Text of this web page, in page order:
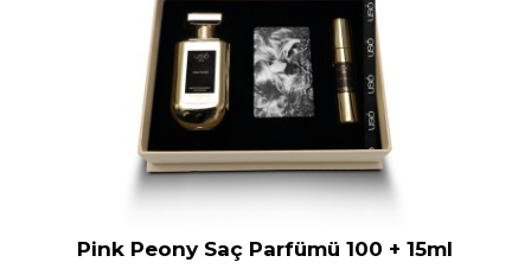
Pink Peony Saç Parfümü 100 + 15ml